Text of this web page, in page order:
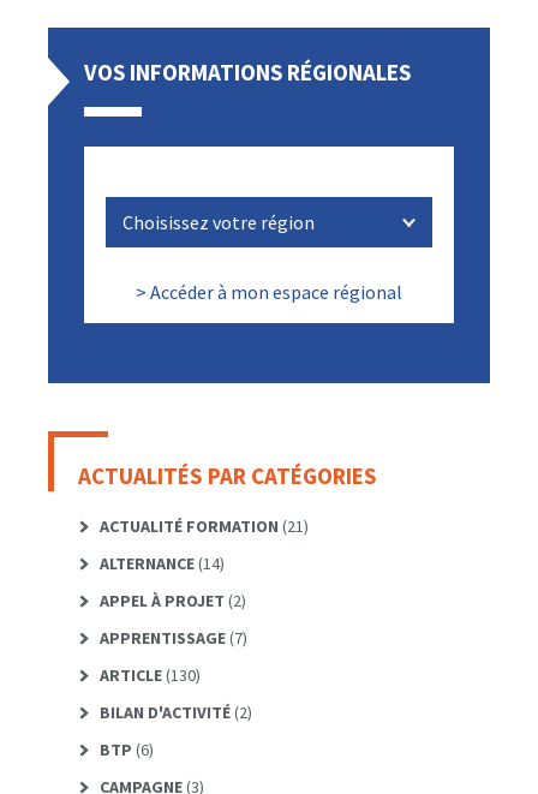
VOS INFORMATIONS RÉGIONALES
> Accéder à mon espace régional
ACTUALITÉS PAR CATÉGORIES
ACTUALITÉ FORMATION (21)
ALTERNANCE(14)
APPEL À PROJET (2)
APPRENTISSAGE(7)
ARTICLE(130)
BILAN D'ACTIVITÉ(2)
BTP (6)
CAMPAGNE(3)